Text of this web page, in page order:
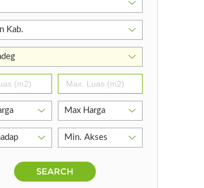
SEARCH